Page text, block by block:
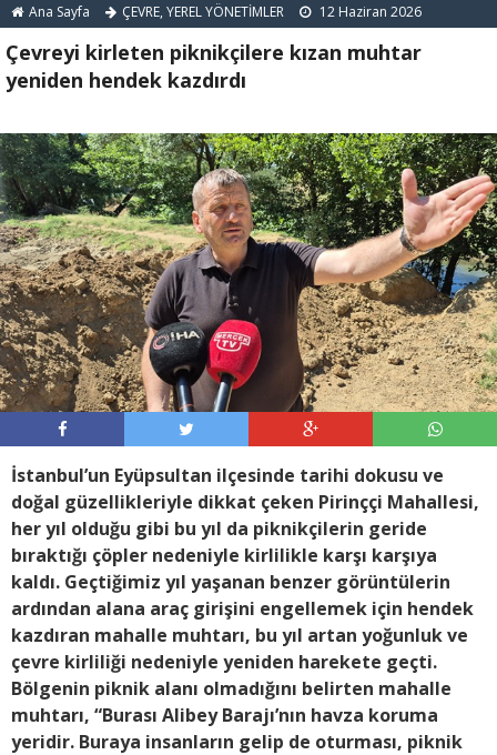
Ana Sayfa ÇEVRE, YEREL YÖNETİMLER 12 Haziran 2026
Çevreyi kirleten piknikçilere kızan muhtar
yeniden hendek kazdırdı
İstanbul’un Eyüpsultan ilçesinde tarihi dokusu ve
doğal güzellikleriyle dikkat çeken Pirinççi Mahallesi,
her yıl olduğu gibi bu yıl da piknikçilerin geride
bıraktığı çöpler nedeniyle kirlilikle karşı karşıya
kaldı. Geçtiğimiz yıl yaşanan benzer görüntülerin
ardından alana araç girişini engellemek için hendek
kazdıran mahalle muhtarı, bu yıl artan yoğunluk ve
çevre kirliliği nedeniyle yeniden harekete geçti.
Bölgenin piknik alanı olmadığını belirten mahalle
muhtarı, “Burası Alibey Barajı’nın havza koruma
yeridir. Buraya insanların gelip de oturması, piknik